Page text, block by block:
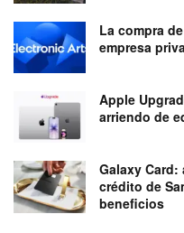
La compra
empresa
Apple
arriendo de
Galaxy
crédito de
beneficios